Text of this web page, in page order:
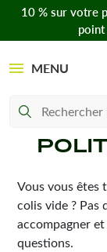
10 % sur votre
point
MENU
Vous vous êtes
colis vide ? Pas
accompagner
questions.